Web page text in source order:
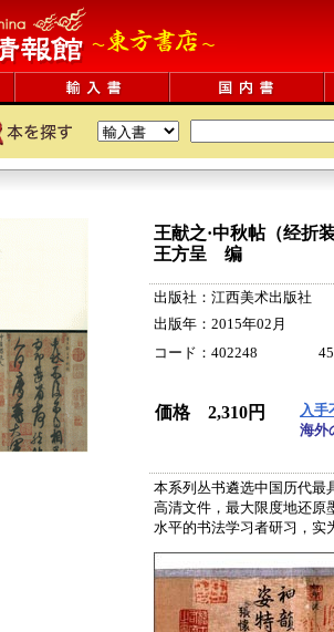
王献之·中秋帖（经折
王方呈 编
出版社：江西美术出版社
出版年：2015年02月
コード：402248 45cm
価格 2,310円
入手
海外
本系列丛书遴选中国历代最
高清文件，最大限度地还原
水平的书法学习者研习，实